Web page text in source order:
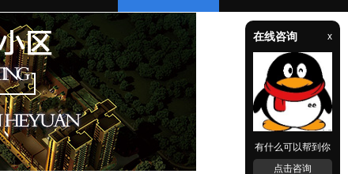
在线咨询 x
有什么可以帮到你
点击咨询